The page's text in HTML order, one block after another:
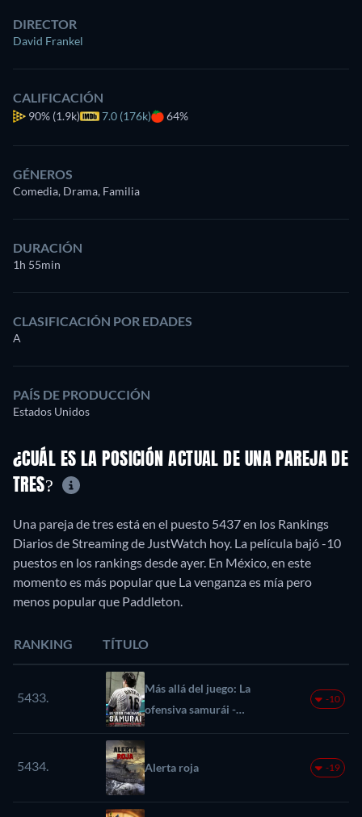
DIRECTOR
David Frankel
CALIFICACIÓN
90% (1.9k) 7.0 (176k) 64%
GÉNEROS
Comedia, Drama, Familia
DURACIÓN
1h 55min
CLASIFICACIÓN POR EDADES
A
PAÍS DE PRODUCCIÓN
Estados Unidos
¿CUÁL ES LA POSICIÓN ACTUAL DE UNA PAREJA DE
TRES?
Una pareja de tres está en el puesto 5437 en los Rankings
Diarios de Streaming de JustWatch hoy. La película bajó -10
puestos en los rankings desde ayer. En México, en este
momento es más popular que La venganza es mía pero
menos popular que Paddleton.
RANKING TÍTULO
5433.
Más allá del juego: La
ofensiva samurái -
CLÁSICO MUNDIAL DE
-10
5434. Alerta roja -19